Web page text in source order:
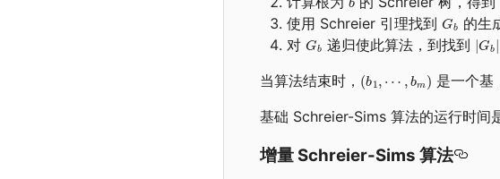
使用 Schreier 引理找到
的生
对
递归使此算法，到找到
当算法结束时，
是一个基
基础 Schreier-Sims 算法的运行时间
增量 Schreier-Sims 算法